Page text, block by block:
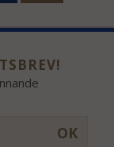
OK